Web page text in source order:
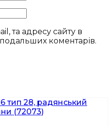
та адресу сайту в
коментарів.